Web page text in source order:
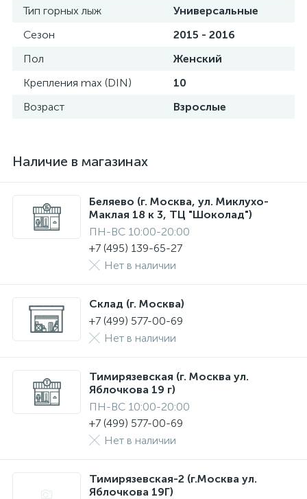
Тип горных лыж
Универсальные
Сезон
2015 - 2016
Пол
Женский
Крепления max (DIN)
10
Возраст
Взрослые
Наличие в магазинах
Беляево (г. Москва, ул. Миклухо-
Маклая 18 к 3, ТЦ "Шоколад")
ПН-ВС 10:00-20:00
+7 (495) 139-65-27
Нет в наличии
Склад (г. Москва)
+7 (499) 577-00-69
Нет в наличии
Тимирязевская (г. Москва ул.
Яблочкова 19 г)
ПН-ВС 10:00-20:00
+7 (499) 577-00-69
Нет в наличии
Тимирязевская-2 (г.Москва ул.
Яблочкова 19Г)